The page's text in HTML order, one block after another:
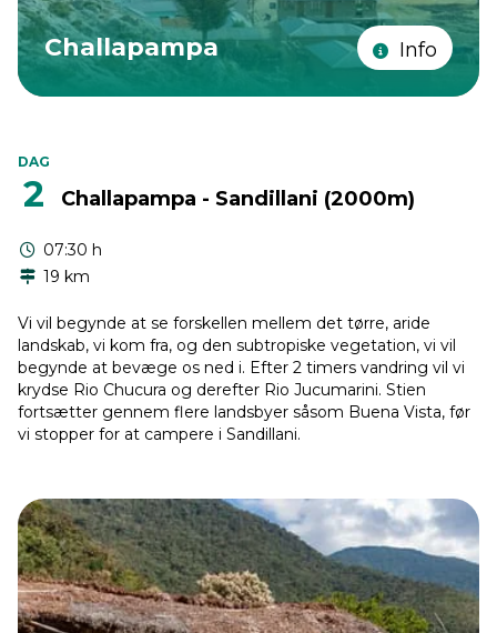
Challapampa Info
DAG
2 Challapampa - Sandillani (2000m)
07:30 h
19 km
Vi vil begynde at se forskellen mellem det tørre, aride
landskab, vi kom fra, og den subtropiske vegetation, vi vil
begynde at bevæge os ned i. Efter 2 timers vandring vil vi
krydse Rio Chucura og derefter Rio Jucumarini. Stien
fortsætter gennem flere landsbyer såsom Buena Vista, før
vi stopper for at campere i Sandillani.